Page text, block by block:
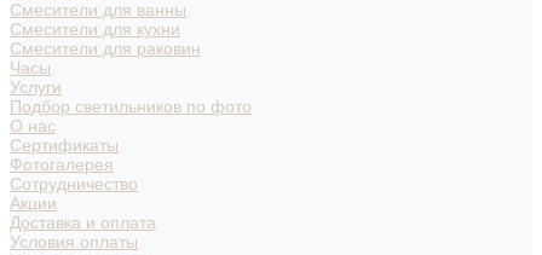
Смесители для ванны
Смесители для кухни
Смесители для раковин
Часы
Услуги
Подбор светильников по фото
О нас
Сертификаты
Фотогалерея
Сотрудничество
Акции
Доставка и оплата
Условия оплаты